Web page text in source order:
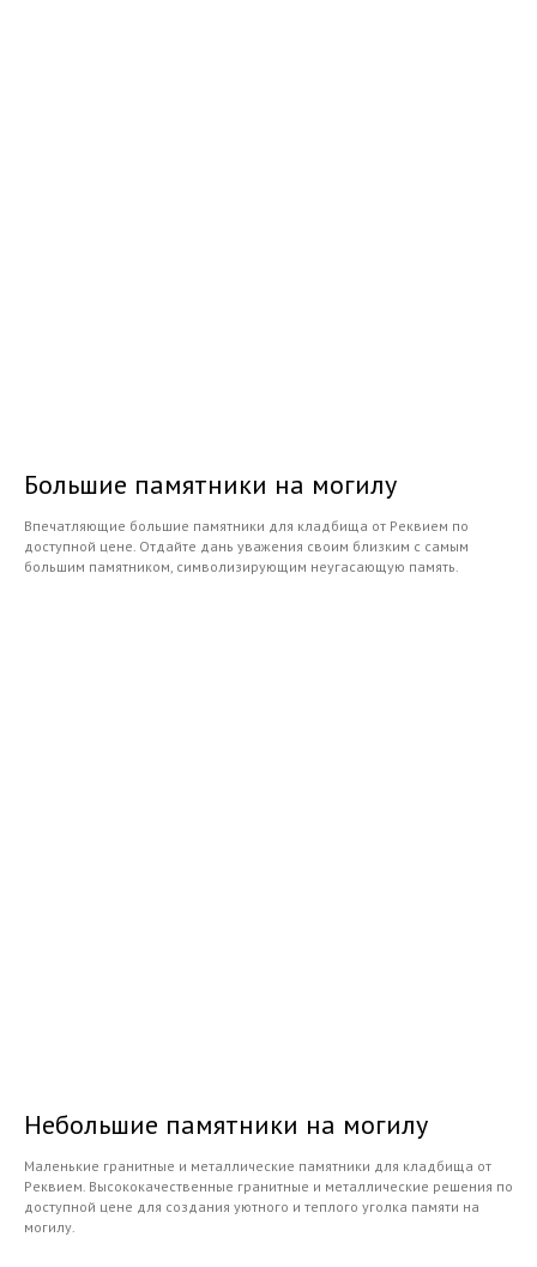
Большие памятники на могилу
Впечатляющие большие памятники для кладбища от Реквием по
доступной цене. Отдайте дань уважения своим близким с самым
большим памятником, символизирующим неугасающую память.
Небольшие памятники на могилу
Маленькие гранитные и металлические памятники для кладбища от
Реквием. Высококачественные гранитные и металлические решения по
доступной цене для создания уютного и теплого уголка памяти на
могилу.